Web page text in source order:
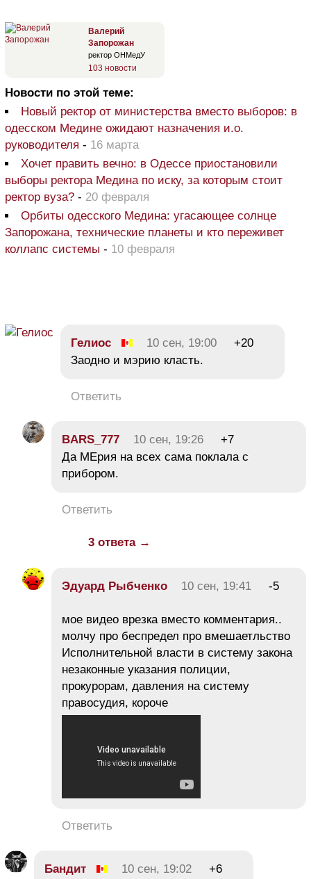
Валерий
Запорожан
ректор ОНМедУ
103 новости
Новости по этой теме:
Новый ректор от министерства вместо выборов: в
одесском Медине ожидают назначения и.о.
руководителя - 16 марта
Хочет править вечно: в Одессе приостановили
выборы ректора Медина по иску, за которым стоит
ректор вуза? - 20 февраля
Орбиты одесского Медина: угасающее солнце
Запорожана, технические планеты и кто переживет
коллапс системы - 10 февраля
Гелиос 10 сен, 19:00
+20
Заодно и мэрию класть.
Ответить
BARS_777 10 сен, 19:26
+7
Да МЕрия на всех сама поклала с
прибором.
Ответить
3 ответа →
Эдуард Рыбченко 10 сен, 19:41 -5
мое видео врезка вместо комментария..
молчу про беспредел про вмешаетльство
Исполнительной власти в систему закона
незаконные указания полиции,
прокурорам, давления на систему
правосудия, короче
Ответить
Бандит 10 сен, 19:02 +6